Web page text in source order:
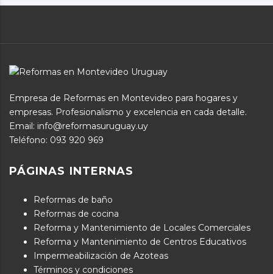
Empresa de Reformas en Montevideo para hogares y
empresas. Profesionalismo y excelencia en cada detalle.
Email: info@reformasuruguay.uy
Teléfono: 093 920 969
PÁGINAS INTERNAS
Reformas de baño
Reformas de cocina
Reforma y Mantenimiento de Locales Comerciales
Reforma y Mantenimiento de Centros Educativos
Impermeabilización de Azoteas
Términos y condiciones